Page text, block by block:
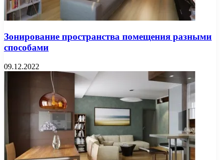
Зонирование пространства помещения разными
способами
09.12.2022